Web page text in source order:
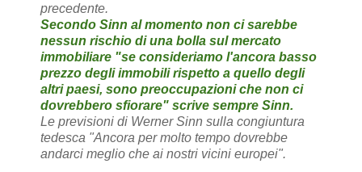
precedente.
Secondo Sinn al momento non ci sarebbe
nessun rischio di una bolla sul mercato
immobiliare "se consideriamo l'ancora basso
prezzo degli immobili rispetto a quello degli
altri paesi, sono preoccupazioni che non ci
dovrebbero sfiorare" scrive sempre Sinn.
Le previsioni di Werner Sinn sulla congiuntura
tedesca "Ancora per molto tempo dovrebbe
andarci meglio che ai nostri vicini europei".